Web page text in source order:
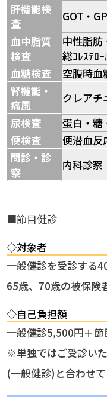
肝機能検
査
GOT・
血中脂質
検査
中性脂肪
総ｺﾚｽﾃﾛｰ
血糖検査
空腹時血
腎機能・
痛風
クレアチ
尿検査
蛋白・糖
便検査
便潜血反
問診・診
察
内科診察
■節目健診
◇対象者
一般健診を受診する
65歳、70歳の被保険
◇自己負担額
一般健診5,500円＋
※単独ではご受診い
(一般健診)と合わせて